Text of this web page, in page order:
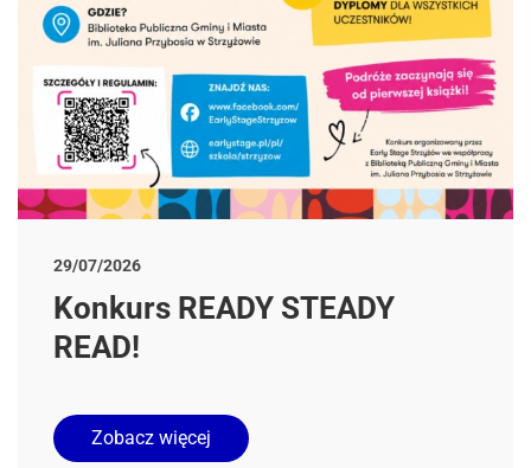
29/07/2026
Konkurs READY STEADY
READ!
Zobacz więcej